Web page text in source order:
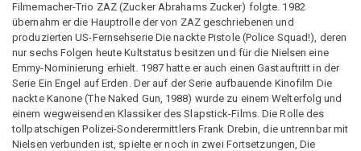
Filmemacher-Trio ZAZ (Zucker Abrahams Zucker) folgte. 1982
übernahm er die Hauptrolle der von ZAZ geschriebenen und
produzierten US-Fernsehserie Die nackte Pistole (Police Squad!), deren
nur sechs Folgen heute Kultstatus besitzen und für die Nielsen eine
Emmy-Nominierung erhielt. 1987 hatte er auch einen Gastauftritt in der
Serie Ein Engel auf Erden. Der auf der Serie aufbauende Kinofilm Die
nackte Kanone (The Naked Gun, 1988) wurde zu einem Welterfolg und
einem wegweisenden Klassiker des Slapstick-Films. Die Rolle des
tollpatschigen Polizei-Sonderermittlers Frank Drebin, die untrennbar mit
Nielsen verbunden ist, spielte er noch in zwei Fortsetzungen, Die